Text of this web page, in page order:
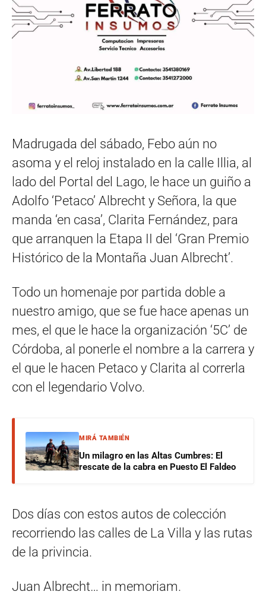
Madrugada del sábado, Febo aún no
asoma y el reloj instalado en la calle Illia, al
lado del Portal del Lago, le hace un guiño a
Adolfo ‘Petaco’ Albrecht y Señora, la que
manda ‘en casa’, Clarita Fernández, para
que arranquen la Etapa II del ‘Gran Premio
Histórico de la Montaña Juan Albrecht’.
Todo un homenaje por partida doble a
nuestro amigo, que se fue hace apenas un
mes, el que le hace la organización ‘5C’ de
Córdoba, al ponerle el nombre a la carrera y
el que le hacen Petaco y Clarita al correrla
con el legendario Volvo.
MIRÁ TAMBIÉN
Un milagro en las Altas Cumbres: El
rescate de la cabra en Puesto El Faldeo
Dos días con estos autos de colección
recorriendo las calles de La Villa y las rutas
de la privincia.
Juan Albrecht… in memoriam.